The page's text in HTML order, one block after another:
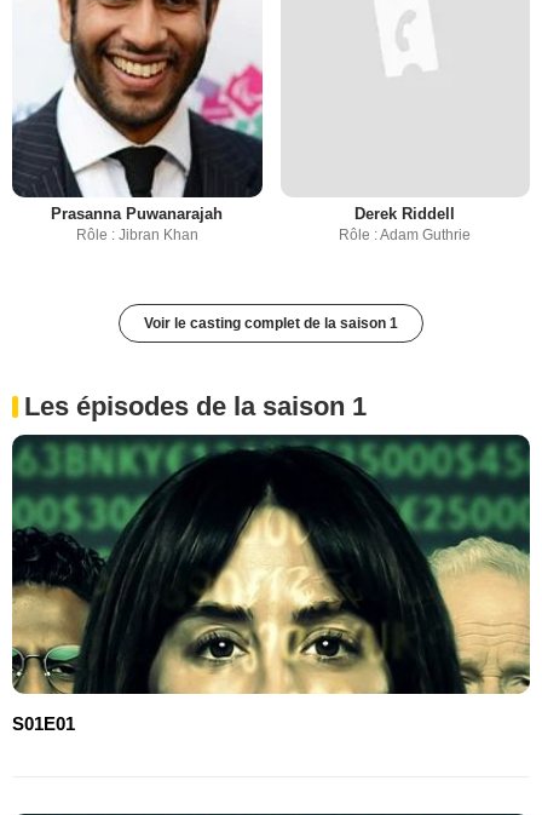
Prasanna Puwanarajah
Rôle : Jibran Khan
Derek Riddell
Rôle : Adam Guthrie
Voir le casting complet de la saison 1
Les épisodes de la saison 1
S01E01